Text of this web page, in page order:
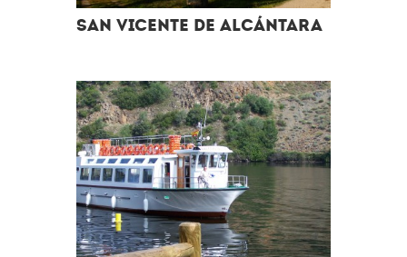
San Vicente de Alcántara